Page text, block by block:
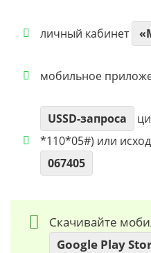
личный кабинет
мобильное
USSD-запроса
*110*05#) или
067405
Скачивайте
Google Play